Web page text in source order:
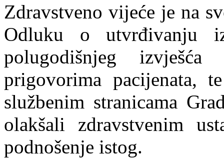
Zdravstveno vijeće je na
Odluku o utvrđivanju
polugodišnjeg
prigovorima pacijenata,
službenim stranicama
olakšali zdravstvenim
podnošenje istog.